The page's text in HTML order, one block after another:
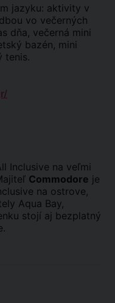
jazyku: aktivity v
vo večerných
dňa, večerná mini
bazén, mini
tenis.
Inclusive na veľmi
Commodore je
na ostrove,
Aqua Bay,
stojí aj bezplatný